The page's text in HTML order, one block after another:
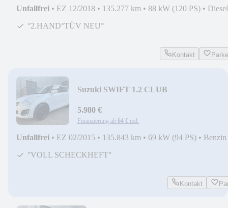
Unfallfrei • EZ 12/2018 • 135.277 km • 88 kW (120 PS) • Diesel
°2.HAND°TÜV NEU°
Kontakt
Suzuki SWIFT 1.2 CLUB
5.980 €
Finanzierung ab 64 € mtl.
Unfallfrei • EZ 02/2015 • 135.843 km • 69 kW (94 PS) • Benzin
°VOLL SCHECKHEFT°
Kontakt